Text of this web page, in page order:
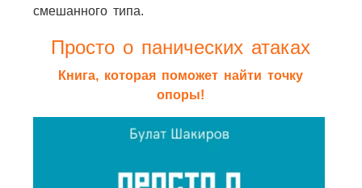
смешанного типа.
Просто о панических атаках
Книга, которая поможет найти точку
опоры!